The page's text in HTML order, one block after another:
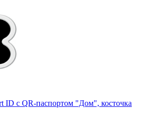
ID с QR-паспортом "Дом", косточка